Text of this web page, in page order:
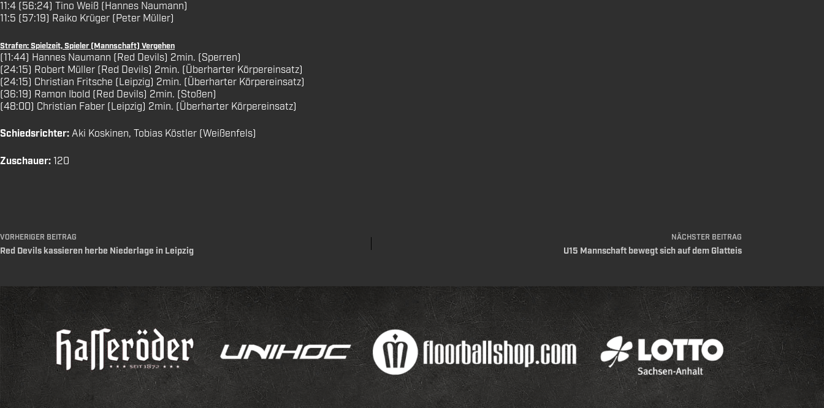
11:4 (56:24) Tino Weiß (Hannes Naumann)
11:5 (57:19) Raiko Krüger (Peter Müller)
Strafen: Spielzeit, Spieler (Mannschaft) Vergehen
(11:44) Hannes Naumann (Red Devils) 2min. (Sperren)
(24:15) Robert Müller (Red Devils) 2min. (Überharter Körpereinsatz)
(24:15) Christian Fritsche (Leipzig) 2min. (Überharter Körpereinsatz)
(36:19) Ramon Ibold (Red Devils) 2min. (Stoßen)
(48:00) Christian Faber (Leipzig) 2min. (Überharter Körpereinsatz)
Schiedsrichter: Aki Koskinen, Tobias Köstler (Weißenfels)
Zuschauer: 120
VORHERIGER BEITRAG
Red Devils kassieren herbe Niederlage in Leipzig
NÄCHSTER BEITRAG
U15 Mannschaft bewegt sich auf dem Glatteis